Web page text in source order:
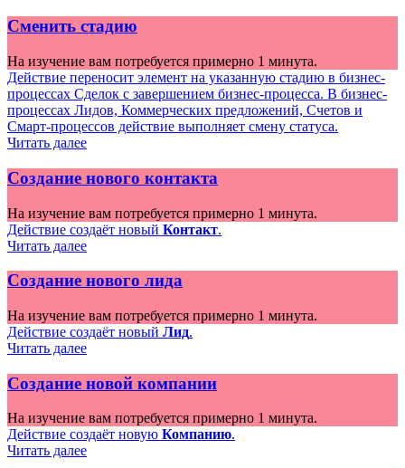
Сменить стадию
На изучение вам потребуется примерно 1 минута.
Действие переносит элемент на указанную стадию в бизнес-
процессах Сделок с завершением бизнес-процесса. В бизнес-
процессах Лидов, Коммерческих предложений, Счетов и
Смарт-процессов действие выполняет смену статуса.
Читать далее
Создание нового контакта
На изучение вам потребуется примерно 1 минута.
Действие создаёт новый Контакт.
Читать далее
Создание нового лида
На изучение вам потребуется примерно 1 минута.
Действие создаёт новый Лид.
Читать далее
Создание новой компании
На изучение вам потребуется примерно 1 минута.
Действие создаёт новую Компанию.
Читать далее